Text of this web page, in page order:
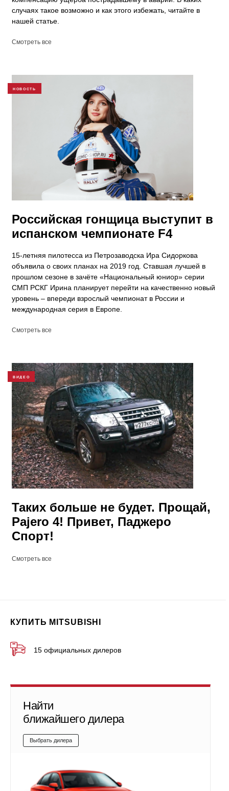
случаях такое возможно и как этого избежать, читайте в
нашей статье.
Смотреть все
НОВОСТЬ
Российская гонщица выступит в
испанском чемпионате F4
15-летняя пилотесса из Петрозаводска Ира Сидоркова
объявила о своих планах на 2019 год. Ставшая лучшей в
прошлом сезоне в зачёте «Национальный юниор» серии
СМП РСКГ Ирина планирует перейти на качественно новый
уровень – впереди взрослый чемпионат в России и
международная серия в Европе.
Смотреть все
ВИДЕО
Таких больше не будет. Прощай,
Pajero 4! Привет, Паджеро
Спорт!
Смотреть все
КУПИТЬ MITSUBISHI
15 официальных дилеров
Найти
ближайшего дилера
Выбрать дилера